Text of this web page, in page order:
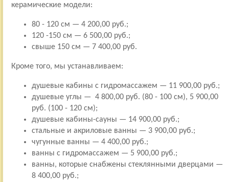
керамические модели:
80 - 120 см — 4 200,00 руб.;
120 -150 см — 6 500,00 руб.;
свыше 150 см — 7 400,00 руб.
Кроме того, мы устанавливаем:
душевые кабины с гидромассажем — 11 900,00 руб.;
душевые углы — 4 800,00 руб. (80 - 100 см), 5 900,00
руб. (100 - 120 см);
душевые кабины-сауны — 14 900,00 руб.;
стальные и акриловые ванны — 3 900,00 руб.;
чугунные ванны — 4 400,00 руб.;
ванны с гидромассажем — 5 900,00 руб.;
ванны, которые снабжены стеклянными дверцами —
8 400,00 руб.;